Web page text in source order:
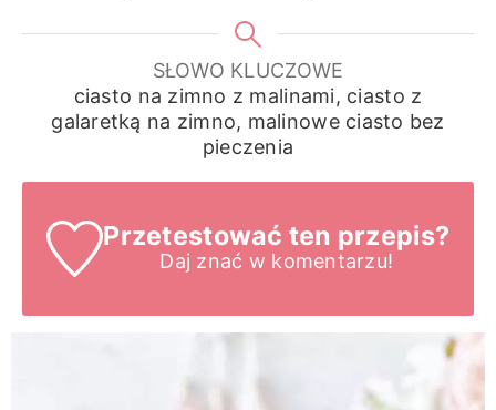
SŁOWO KLUCZOWE
ciasto na zimno z malinami, ciasto z
galaretką na zimno, malinowe ciasto bez
pieczenia
Przetestować ten przepis?
Daj znać w komentarzu!